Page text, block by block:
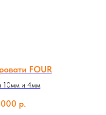
FOUR
10мм и 4мм
р.